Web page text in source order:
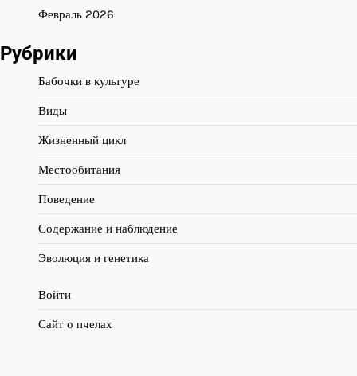
Февраль 2026
Рубрики
Бабочки в культуре
Виды
Жизненный цикл
Местообитания
Поведение
Содержание и наблюдение
Эволюция и генетика
Войти
Сайт о пчелах